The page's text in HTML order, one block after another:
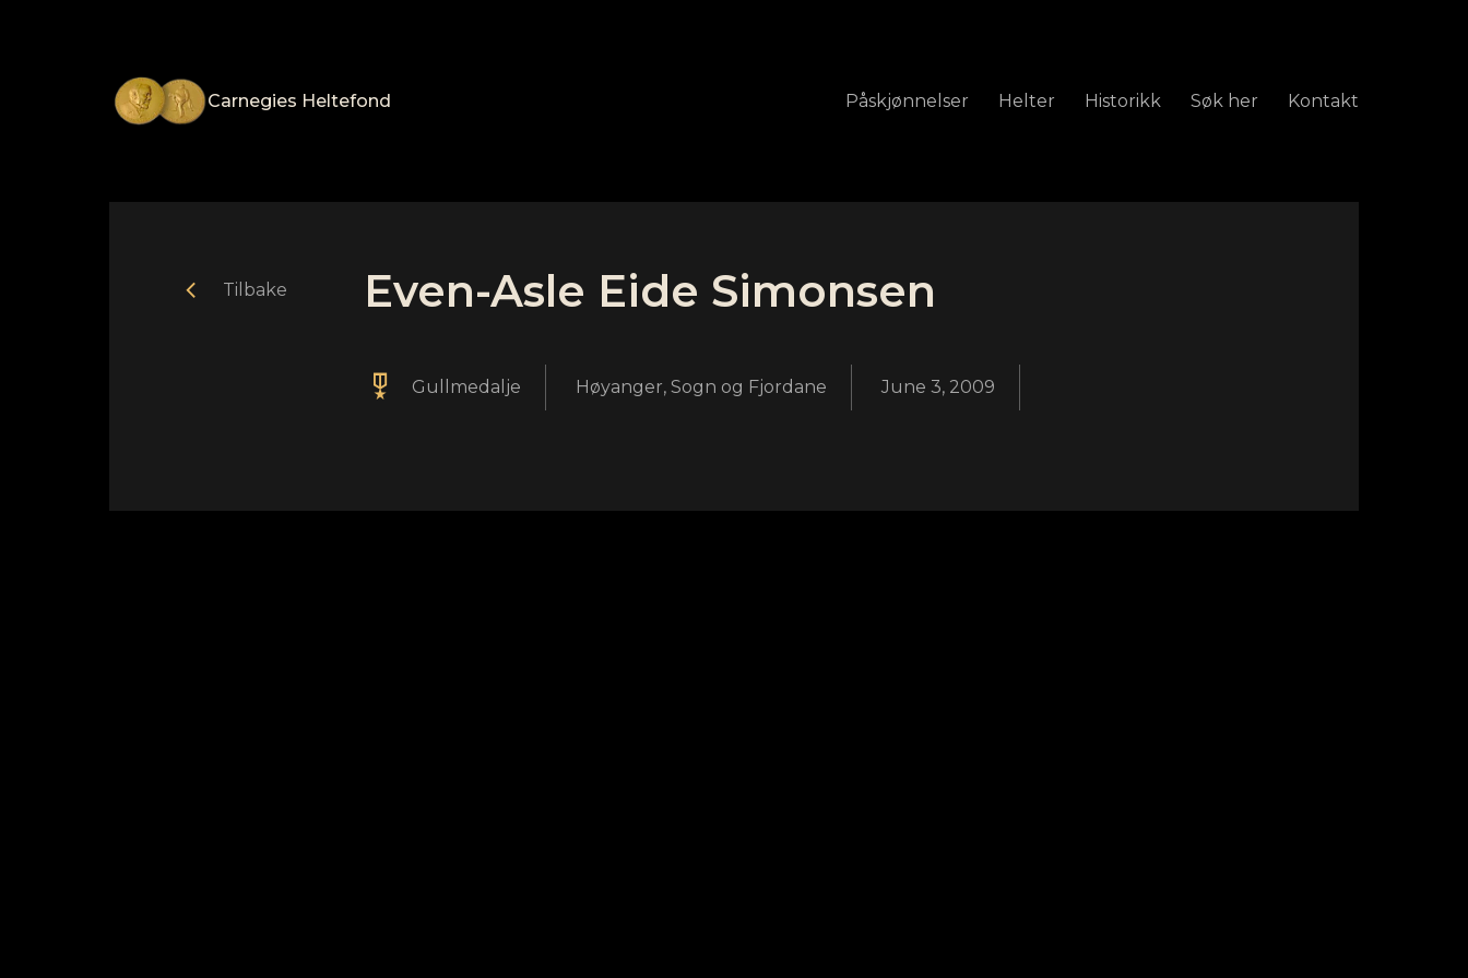
Carnegies Heltefond Påskjønnelser Helter Historikk Søk her Kontakt
chevron_left Tilbake Even-Asle Eide Simonsen
military_tech Gullmedalje Høyanger, Sogn og Fjordane June 3, 2009